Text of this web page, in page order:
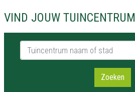
VIND JOUW TUINCENTRUM
Tuincentrum naam of stad
Zoeken